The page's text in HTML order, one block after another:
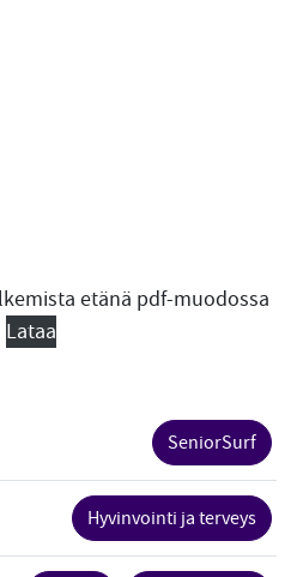
etänä pdf-muodossa
Lataa
SeniorSurf
Hyvinvointi ja terveys